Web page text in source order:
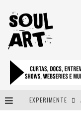
EXPERIMENTE